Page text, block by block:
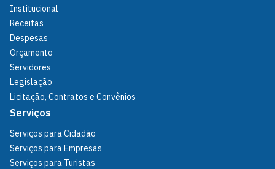
Institucional
Receitas
Despesas
Orçamento
Servidores
Legislação
Licitação, Contratos e Convênios
Serviços
Serviços para Cidadão
Serviços para Empresas
Serviços para Turistas